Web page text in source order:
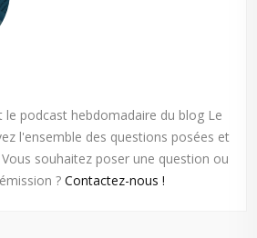
le podcast hebdomadaire du blog Le
l'ensemble des questions posées et
Vous souhaitez poser une question ou
?Contactez-nous !